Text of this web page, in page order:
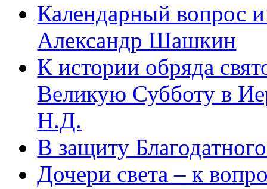
Календарный вопрос
Александр Шашкин
К истории обряда
Великую Субботу в
Н.Д.
В защиту
Дочери света – к